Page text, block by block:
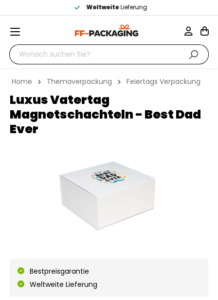
WeltweiteLieferung
Home Themaverpackung Feiertags Verpackung
Luxus Vatertag
Magnetschachteln - Best Dad
Ever
Bestpreisgarantie
Weltweite Lieferung